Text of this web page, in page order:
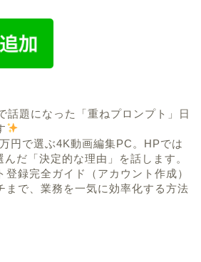
話題になった「重ねプロンプト」日
円で選ぶ4K動画編集PC。HPでは
だ「決定的な理由」を話します。
登録完全ガイド（アカウント作成）
まで、業務を一気に効率化する方法